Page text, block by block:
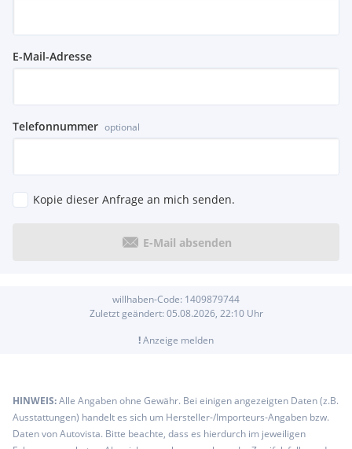
E-Mail-Adresse
Telefonnummer optional
Kopie dieser Anfrage an mich senden.
E-Mail absenden
willhaben-Code: 1409879744
Zuletzt geändert: 05.08.2026, 22:10Uhr
!Anzeige melden
HINWEIS:Alle Angaben ohne Gewähr. Bei einigen angezeigten Daten (z.B.
Ausstattungen) handelt es sich um Hersteller-/Importeurs-Angaben bzw.
Daten von Autovista. Bitte beachte, dass es hierdurch im jeweiligen